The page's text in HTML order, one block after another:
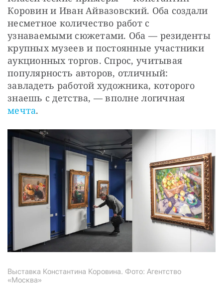
Коровин и Иван Айвазовский. Оба создали
несметное количество работ с
узнаваемыми сюжетами. Оба — резиденты
крупных музеев и постоянные участники
аукционных торгов. Спрос, учитывая
популярность авторов, отличный:
завладеть работой художника, которого
мечта.
Выставка Константина Коровина. Фото: Агентство
«Москва»